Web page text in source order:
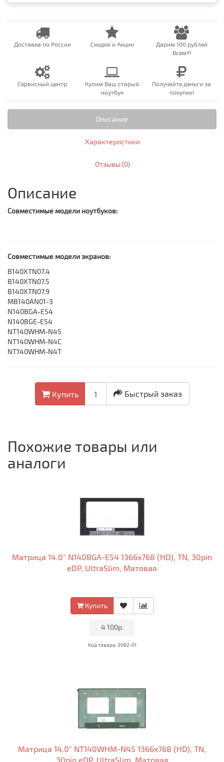
Доставка по России Скидки и Акции
Дарим 100 рублей
Всем!!!
Сервисный центр
Купим Ваш старый
ноутбук
Получайте деньги за
покупки!
Описание
Характеристики
Отзывы (0)
Описание
Совместимые модели ноутбуков:
Совместимые модели экранов:
B140XTN07.4
B140XTN07.5
B140XTN07.9
MB140AN01-3
N140BGA-E54
N140BGE-E54
NT140WHM-N45
NT140WHM-N4C
NT140WHM-N4T
Купить Быстрый заказ
Похожие товары или
аналоги
Матрица 14.0" N140BGA-E54 1366x768 (HD), TN, 30pin
eDP, UltraSlim, Матовая
Купить
4 100р.
Код товара: 3082-01
Матрица 14.0" NT140WHM-N45 1366x768 (HD), TN,
30pin eDP, UltraSlim, Матовая